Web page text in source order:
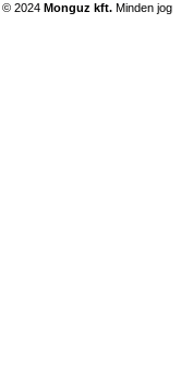
© 2024 Monguz kft. Minden jog